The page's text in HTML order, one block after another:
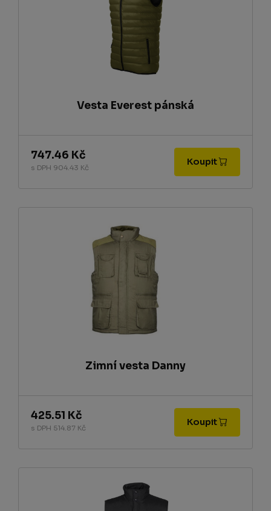
Vesta Everest pánská
747.46 Kč
s DPH 904.43 Kč
Koupit
Zimní vesta Danny
425.51 Kč
s DPH 514.87 Kč
Koupit